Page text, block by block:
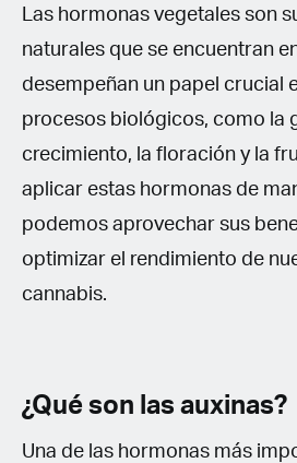
Las hormonas vegetales son
naturales que se encuentran
desempeñan un papel crucial
procesos biológicos, como la
crecimiento, la floración y la
aplicar estas hormonas de
podemos aprovechar sus
optimizar el rendimiento de
cannabis.
¿Qué son las auxinas?
Una de las hormonas más